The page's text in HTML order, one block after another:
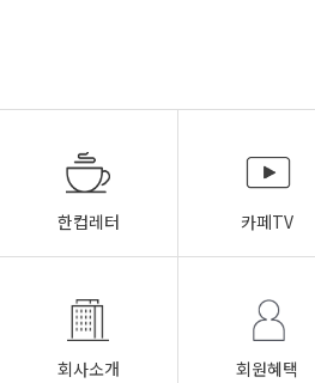
한컵레터 카페TV
회사소개 회원혜택